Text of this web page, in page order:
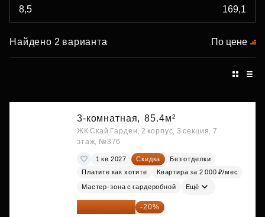
Найдено 2 варианта По цене
3-комнатная, 85.4м²
ЖК Скай Гарден, 2 корпус, 3 секция, 7
этаж, №376
1 кв 2027 Скидка
Без отделки
Платите как хотите
Квартира за 2 000 ₽/мес
Мастер-зона с гардеробной Ещё
27 799 408 ₽ -20%